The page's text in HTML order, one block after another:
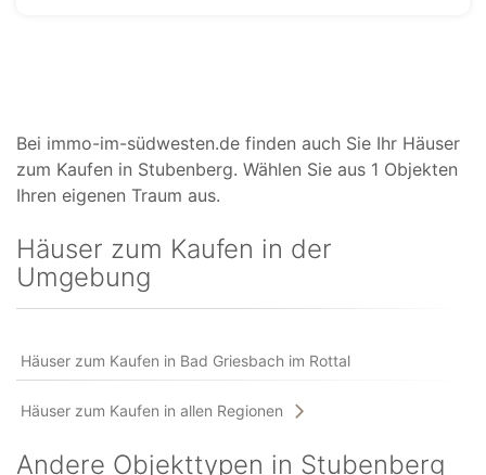
Bei immo-im-südwesten.de finden auch Sie Ihr Häuser
zum Kaufen in Stubenberg. Wählen Sie aus 1 Objekten
Ihren eigenen Traum aus.
Häuser zum Kaufen in der
Umgebung
Häuser zum Kaufen in Bad Griesbach im Rottal
Häuser zum Kaufen in allen Regionen
Andere Objekttypen in Stubenberg